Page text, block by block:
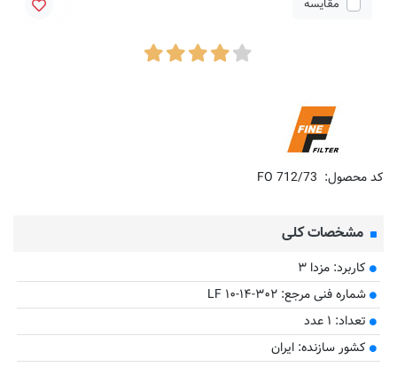
مقایسه
کد محصول: FO 712/73
مشخصات کلی
کاربرد: مزدا ۳
شماره فنی مرجع: LF ۱۰-۱۴-۳۰۲
تعداد: ۱ عدد
کشور سازنده: ایران